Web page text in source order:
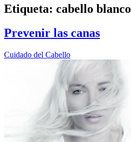
Etiqueta: cabello blanco
Prevenir las canas
Cuidado del Cabello